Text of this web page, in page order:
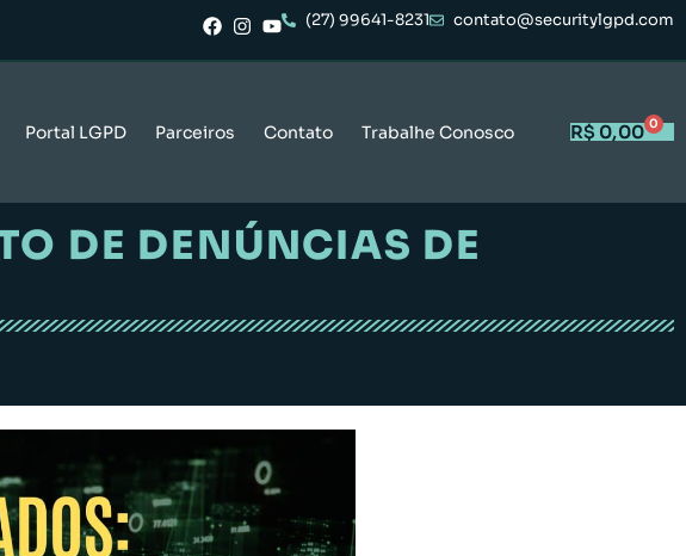
(27) 99641-8231 contato@securitylgpd.com
Portal LGPD Parceiros Contato Trabalhe Conosco R$ 0,00 0
DE DENÚNCIAS DE